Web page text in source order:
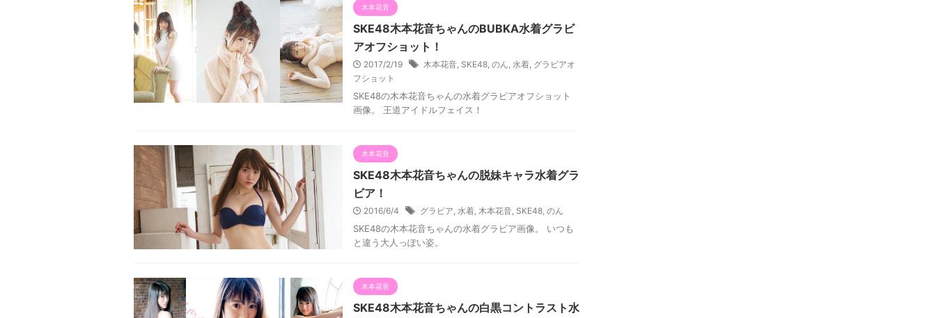
木本花音
SKE48木本花音ちゃんのBUBKA水着グラビ
アオフショット！
2017/2/19 木本花音, SKE48, のん, 水着, グラビアオ
フショット
SKE48の木本花音ちゃんの水着グラビアオフショット
画像。 王道アイドルフェイス！
木本花音
SKE48木本花音ちゃんの脱妹キャラ水着グラ
ビア！
2016/6/4 グラビア, 水着, 木本花音, SKE48, のん
SKE48の木本花音ちゃんの水着グラビア画像。 いつも
と違う大人っぽい姿。
木本花音
SKE48木本花音ちゃんの白黒コントラスト水